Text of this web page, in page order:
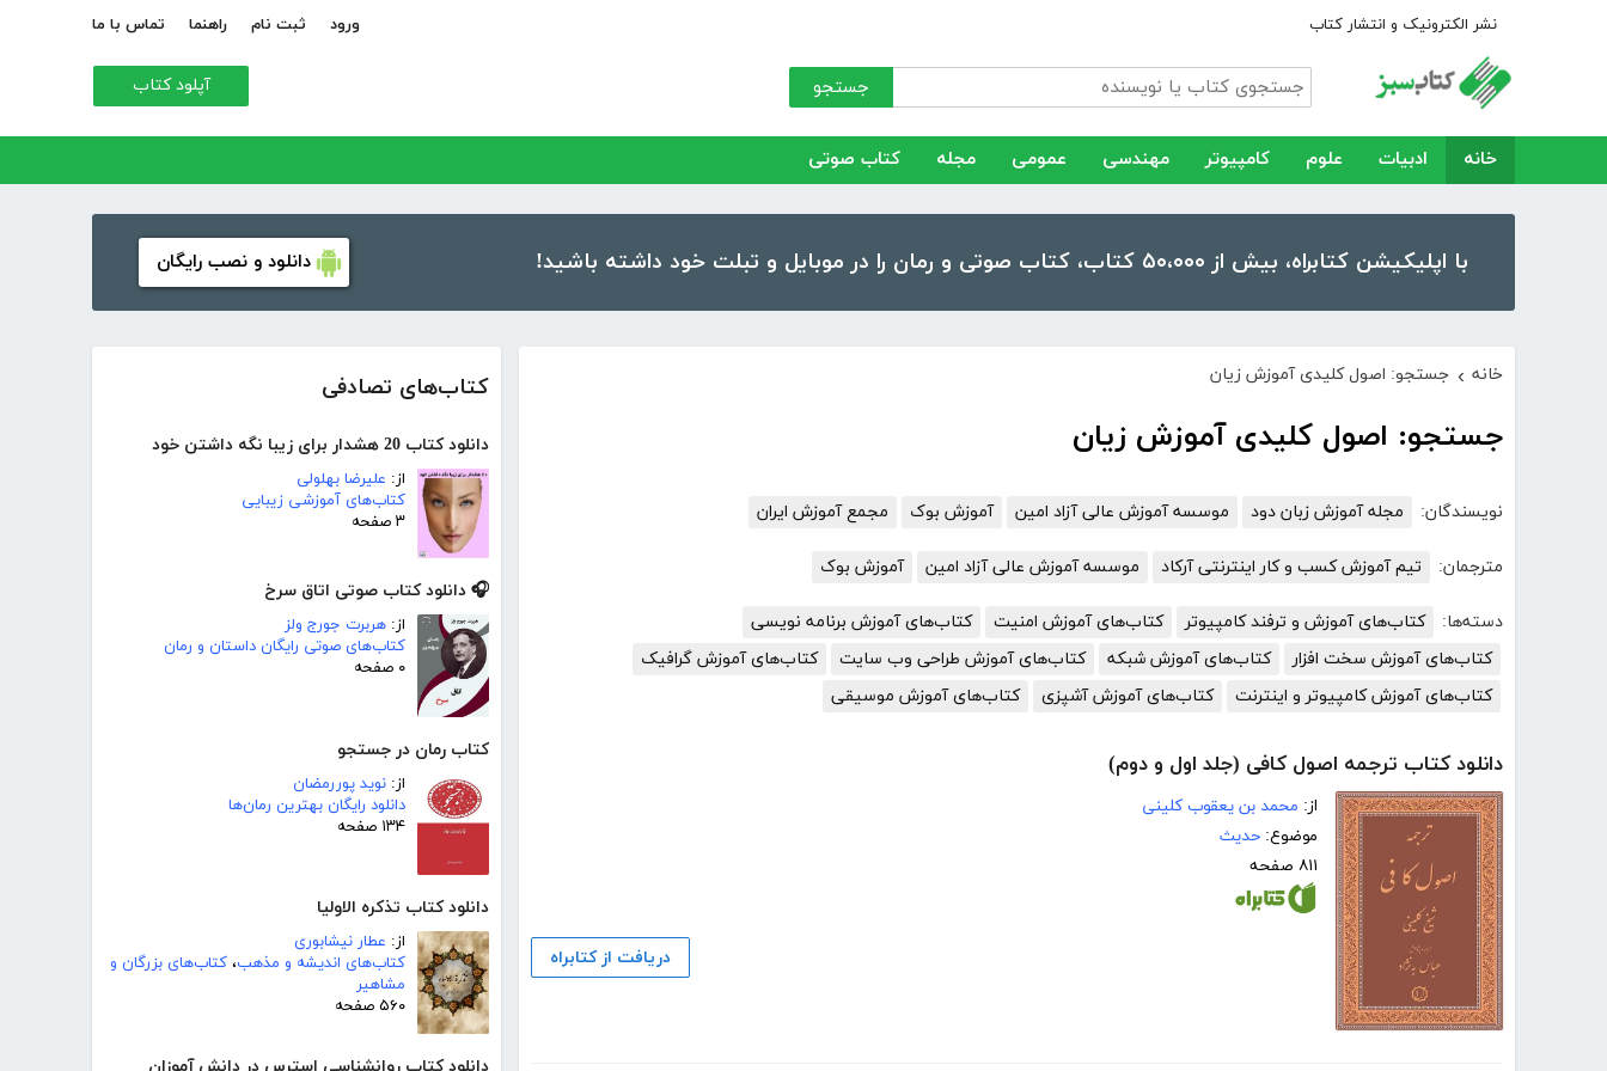
نشر الکترونیک و انتشار کتاب ورود ثبت نام راهنما تماس با ما
جستجو آپلود کتاب
خانه ادبیات علوم کامپیوتر مهندسی عمومی مجله کتاب صوتی
با اپلیکیشن کتابراه، بیش از ۵۰،۰۰۰ کتاب، کتاب صوتی و رمان را در موبایل و تبلت خود داشته باشید! دانلود و نصب رایگان
کتاب‌های تصادفی
دانلود کتاب 20 هشدار برای زیبا نگه داشتن خود
از: علیرضا بهلولی
کتاب‌های آموزشی زیبایی
۳ صفحه
🎧 دانلود کتاب صوتی اتاق سرخ
از: هربرت جورج ولز
کتاب‌های صوتی رایگان داستان و رمان
۰ صفحه
کتاب رمان در جستجو
از: نوید پوررمضان
دانلود رایگان بهترین رمان‌ها
۱۳۴ صفحه
دانلود کتاب تذکره الاولیا
از: عطار نیشابوری
کتاب‌های اندیشه و مذهب، کتاب‌های بزرگان و
مشاهیر
۵۶۰ صفحه
خانه › جستجو: اصول کلیدی آموزش زیان
جستجو: اصول کلیدی آموزش زیان
نویسندگان: مجله آموزش زبان دود موسسه آموزش عالی آزاد امین آموزش بوک مجمع آموزش ایران
مترجمان: تیم آموزش کسب و کار اینترنتی آرکاد موسسه آموزش عالی آزاد امین آموزش بوک
دسته‌ها: کتاب‌های آموزش و ترفند کامپیوتر کتاب‌های آموزش امنیت
کتاب‌های آموزش برنامه نویسی
کتاب‌های آموزش سخت افزار
کتاب‌های آموزش شبکه کتاب‌های آموزش طراحی وب سایت
کتاب‌های آموزش گرافیک
کتاب‌های آموزش کامپیوتر و اینترنت
کتاب‌های آموزش آشپزی کتاب‌های آموزش موسیقی
دانلود کتاب ترجمه اصول کافی (جلد اول و دوم)
از: محمد بن یعقوب کلینی
موضوع: حدیث
۸۱۱ صفحه
دریافت از کتابراه